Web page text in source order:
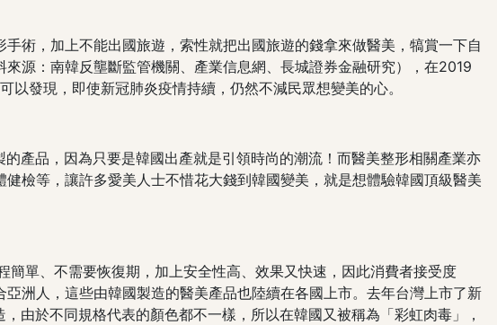
術，加上不能出國旅遊，索性就把出國旅遊的錢拿來做醫美，犒賞一下自
源：南韓反壟斷監管機關、產業信息網、長城證券金融研究），在2019
發現，即使新冠肺炎疫情持續，仍然不減民眾想變美的心。
產品，因為只要是韓國出產就是引領時尚的潮流！而醫美整形相關產業亦
檢等，讓許多愛美人士不惜花大錢到韓國變美，就是想體驗韓國頂級醫美
單、不需要恢復期，加上安全性高、效果又快速，因此消費者接受度
洲人，這些由韓國製造的醫美產品也陸續在各國上市。去年台灣上市了新
由於不同規格代表的顏色都不一樣，所以在韓國又被稱為「彩虹肉毒」，